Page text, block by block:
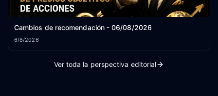
Cambios de recomendación - 06/08/2026
6/8/2026
Ver toda la perspectiva editorial